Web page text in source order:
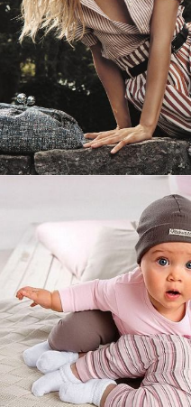
Имиджевый сайт
Увеличили
магазину